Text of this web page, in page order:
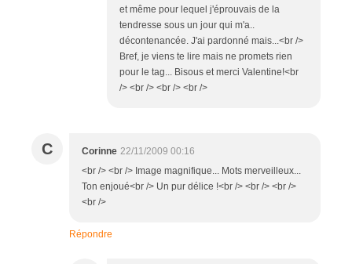
et même pour lequel j'éprouvais de la
tendresse sous un jour qui m'a..
décontenancée. J'ai pardonné mais...<br />
Bref, je viens te lire mais ne promets rien
pour le tag... Bisous et merci Valentine!<br
/> <br /> <br /> <br />
C Corinne 22/11/2009 00:16
<br /> <br /> Image magnifique... Mots merveilleux...
Ton enjoué<br /> Un pur délice !<br /> <br /> <br />
<br />
Répondre